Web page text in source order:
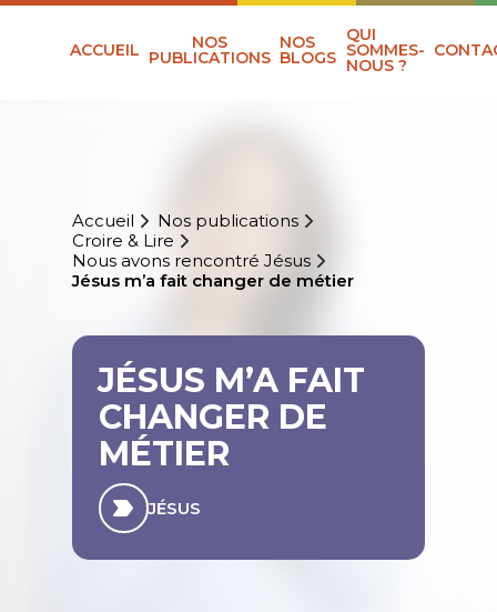
ACCUEIL NOS
PUBLICATIONS
NOS
BLOGS
QUI
SOMMES-
NOUS ?
Accueil
Nos publications
Croire & Lire
Nous avons rencontré Jésus
Jésus m’a fait changer de métier
JÉSUS M’A FAIT
CHANGER DE
MÉTIER
JÉSUS